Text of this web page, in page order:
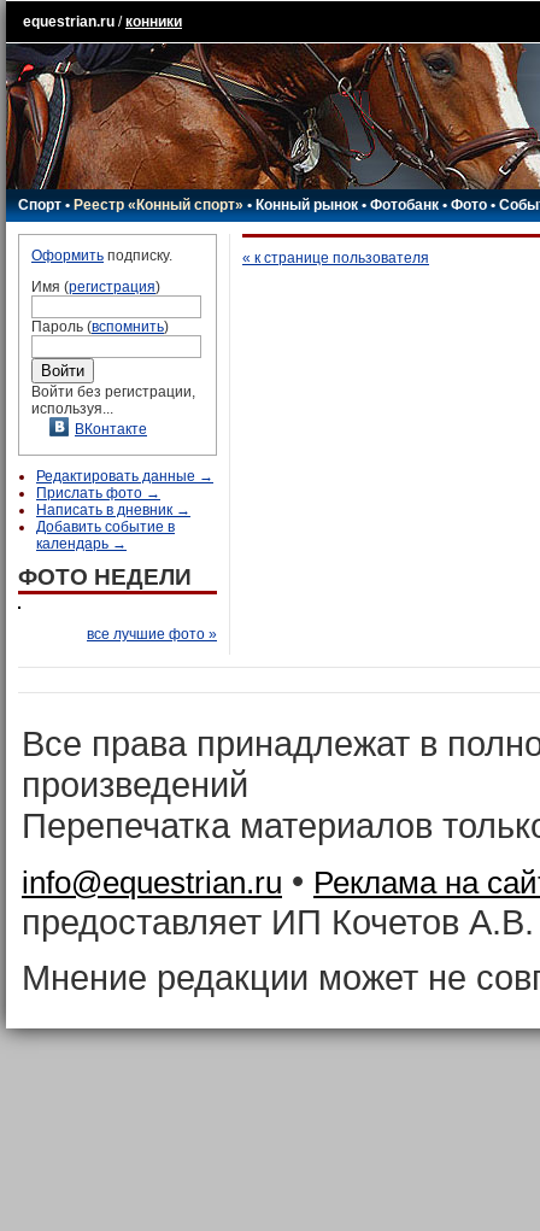
equestrian.ru /конники
Спорт•Реестр «Конный спорт»•Конный рынок•Фотобанк •Фото•
Оформить подписку.
Имя (регистрация)
Пароль (вспомнить)
Войти без регистрации,
используя...
ВКонтакте
Редактировать данные →
Прислать фото →
Написать в дневник →
Добавить событие в
календарь →
ФОТО НЕДЕЛИ
все лучшие фото »
« к странице пользователя
Все права принадлежат в
произведений
Перепечатка материалов
info@equestrian.ru • Реклама на
предоставляет ИП Кочетов А.В.
Мнение редакции может не